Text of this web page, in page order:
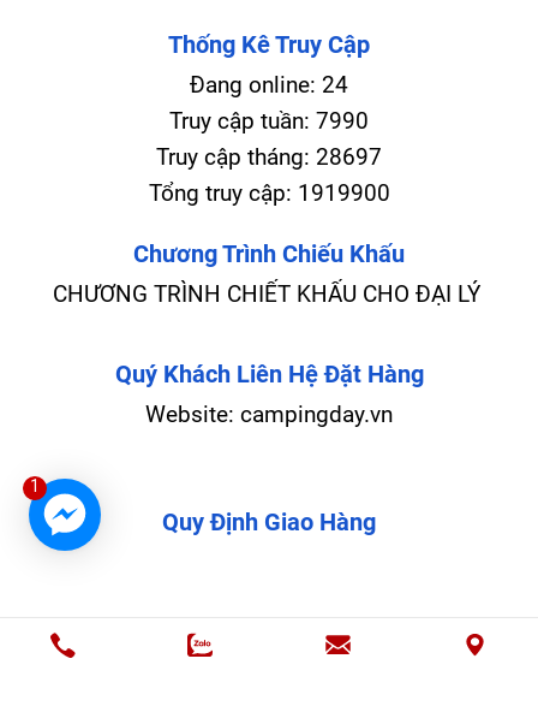
Thống Kê Truy Cập
Đang online: 24
Truy cập tuần: 7990
Truy cập tháng: 28697
Tổng truy cập: 1919900
Chương Trình Chiếu Khấu
CHƯƠNG TRÌNH CHIẾT KHẤU CHO ĐẠI LÝ
Quý Khách Liên Hệ Đặt Hàng
Website: campingday.vn
Quy Định Giao Hàng
1